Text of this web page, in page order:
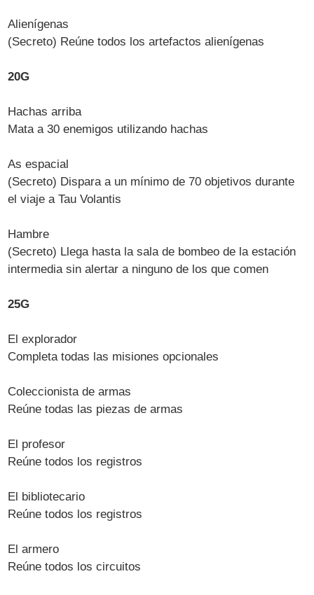
Alienígenas
(Secreto) Reúne todos los artefactos alienígenas
20G
Hachas arriba
Mata a 30 enemigos utilizando hachas
As espacial
(Secreto) Dispara a un mínimo de 70 objetivos durante
el viaje a Tau Volantis
Hambre
(Secreto) Llega hasta la sala de bombeo de la estación
intermedia sin alertar a ninguno de los que comen
25G
El explorador
Completa todas las misiones opcionales
Coleccionista de armas
Reúne todas las piezas de armas
El profesor
Reúne todos los registros
El bibliotecario
Reúne todos los registros
El armero
Reúne todos los circuitos